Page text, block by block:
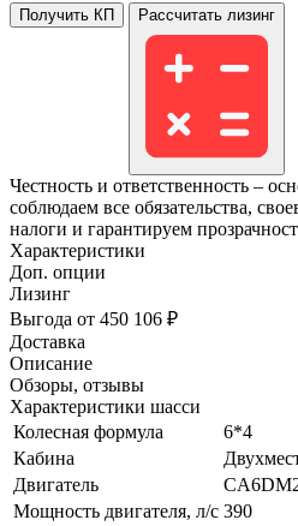
Получить КП Рассчитать лизинг
Честность и ответственность –
соблюдаем все обязательства,
налоги и гарантируем
Характеристики
Доп. опции
Лизинг
Выгода от 450 106 ₽
Доставка
Описание
Обзоры, отзывы
Характеристики шасси
Колесная формула
6*4
Кабина
Двигатель
Мощность двигателя, л/с 390